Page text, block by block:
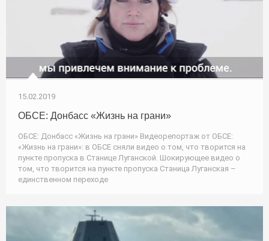
15.02.2019
ОБСЕ: Донбасс «Жизнь на грани»
ОБСЕ: Донбасс «Жизнь на грани» Видеорепортаж от ОБСЕ:
«Жизнь на грани»: в ОБСЕ сняли видео о том, что творится на
пункте пропуска в Станице Луганской. Шокирующее видео о
том, что творится на пункте пропуска Станица Луганская –
единственном переходе